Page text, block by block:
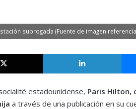
subrogada (Fuente de imagen
X
estadounidense, Paris Hilton,
a través de una publicación en su